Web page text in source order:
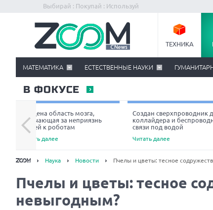
Выбирай : Покупай : Используй
ТЕХНИКА
МАТЕМАТИКА ЕСТЕСТВЕННЫЕ НАУКИ
В ФОКУСЕ
Найдена область мозга,
отвечающая за неприязнь
людей к роботам
Читать далее
Создан сверхпроводник
коллайдера и
связи под водой
Читать далее
Наука Новости Пчелы и цветы: тесное
Пчелы и цветы: тесное
невыгодным?